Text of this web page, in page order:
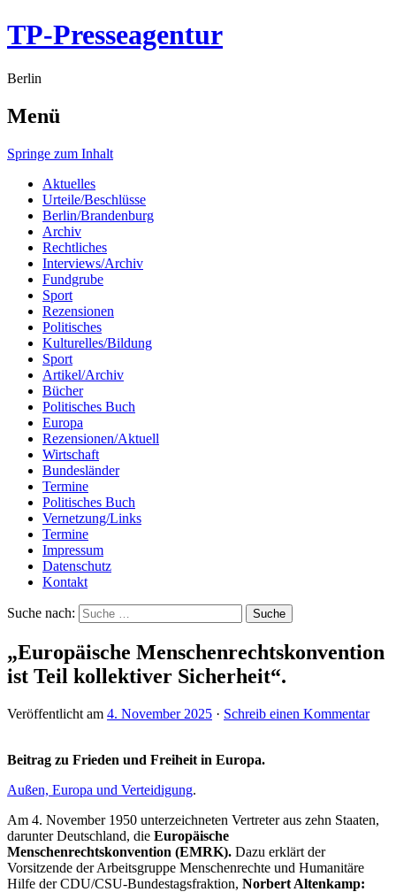
TP-Presseagentur
Berlin
Menü
Springe zum Inhalt
Aktuelles
Urteile/Beschlüsse
Berlin/Brandenburg
Archiv
Rechtliches
Interviews/Archiv
Fundgrube
Sport
Rezensionen
Politisches
Kulturelles/Bildung
Sport
Artikel/Archiv
Bücher
Politisches Buch
Europa
Rezensionen/Aktuell
Wirtschaft
Bundesländer
Termine
Politisches Buch
Vernetzung/Links
Termine
Impressum
Datenschutz
Kontakt
Suche nach:
„Europäische Menschenrechtskonvention
ist Teil kollektiver Sicherheit“.
Veröffentlicht am 4. November 2025 · Schreib einen Kommentar
Beitrag zu Frieden und Freiheit in Europa.
Außen, Europa und Verteidigung.
Am 4. November 1950 unterzeichneten Vertreter aus zehn Staaten,
darunter Deutschland, die Europäische
Menschenrechtskonvention (EMRK). Dazu erklärt der
Vorsitzende der Arbeitsgruppe Menschenrechte und Humanitäre
Hilfe der CDU/CSU-Bundestagsfraktion, Norbert Altenkamp: